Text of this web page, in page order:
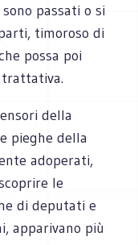
passati o si
timoroso di
possa poi
della
pieghe della
adoperati,
le
di deputati e
apparivano più